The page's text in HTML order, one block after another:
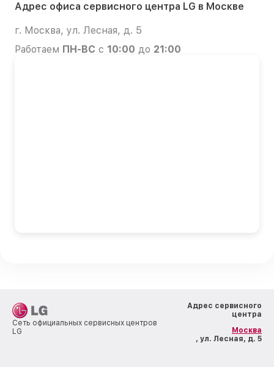
Адрес офиса сервисного центра LG в Москве
г. Москва, ул. Лесная, д. 5
Работаем ПН-ВС с 10:00 до 21:00
Сеть официальных сервисных центров
LG
Адрес сервисного
центра
Москва
, ул. Лесная, д. 5